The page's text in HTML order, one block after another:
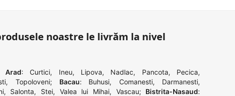
noastre le livrăm la nivel
Arad: Curtici, Ineu, Lipova, Nadlac, Pancota, Pecica,
, Topoloveni; Bacau: Buhusi, Comanesti, Darmanesti,
, Salonta, Stei, Valea lui Mihai, Vascau; Bistrita-Nasaud: